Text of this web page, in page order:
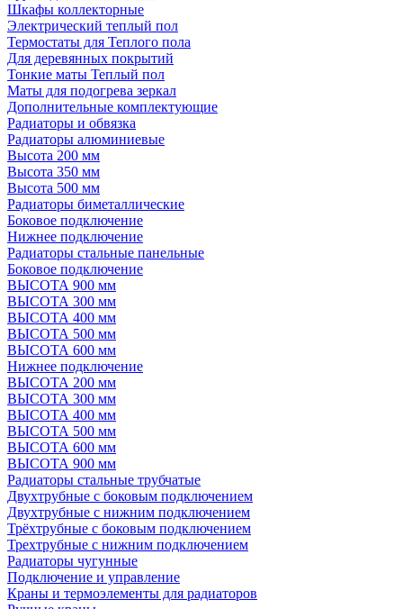
Шкафы коллекторные
Электрический теплый пол
Термостаты для Теплого пола
Для деревянных покрытий
Тонкие маты Теплый пол
Маты для подогрева зеркал
Дополнительные комплектующие
Радиаторы и обвязка
Радиаторы алюминиевые
Высота 200 мм
Высота 350 мм
Высота 500 мм
Радиаторы биметаллические
Боковое подключение
Нижнее подключение
Радиаторы стальные панельные
Боковое подключение
ВЫСОТА 900 мм
ВЫСОТА 300 мм
ВЫСОТА 400 мм
ВЫСОТА 500 мм
ВЫСОТА 600 мм
Нижнее подключение
ВЫСОТА 200 мм
ВЫСОТА 300 мм
ВЫСОТА 400 мм
ВЫСОТА 500 мм
ВЫСОТА 600 мм
ВЫСОТА 900 мм
Радиаторы стальные трубчатые
Двухтрубные с боковым подключением
Двухтрубные с нижним подключением
Трёхтрубные с боковым подключением
Трехтрубные с нижним подключением
Радиаторы чугунные
Подключение и управление
Краны и термоэлементы для радиаторов